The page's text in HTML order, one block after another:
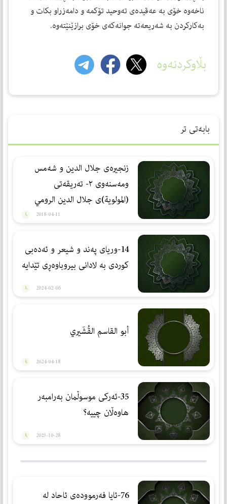
ناخەوە خۆی بە عەقیدەی تەوحید تۆكمە و دامەزراو بكات و
بەكاركردن بە شەریعەتە جوانەكەی خۆی برازێنێتەوە.
بڵاوکردنەوە
بابەتی تر
زنجيره‌ى جلال الدين و شه‌مس
ومه‌سنه‌وى ٢- ته‌ریقه‌تی
(المولویة)ی جلال الدین الرومي
2018-04-11
14-وریای پەند و شیعر و ئەدەبی
كوردی بە لادانی بیروباوەڕی تێدایە
2024-02-06
أبو القاسم القُشَيري
2024-04-18
35-ئەرکی موسوڵمان بەرامبەر
هاوەڵان چییە؟
2023-10-28
76-ئایا فەرموودەی ئاحاد لە